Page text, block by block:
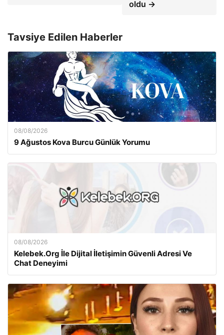
oldu →
Tavsiye Edilen Haberler
08/08/2026
9 Ağustos Kova Burcu Günlük Yorumu
08/08/2026
Kelebek.Org İle Dijital İletişimin Güvenli Adresi Ve
Chat Deneyimi